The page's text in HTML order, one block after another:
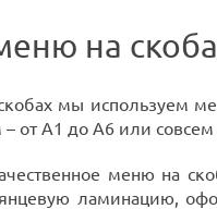
на
мы используем
от А1 до А6 или совсем
меню на
ламинацию,